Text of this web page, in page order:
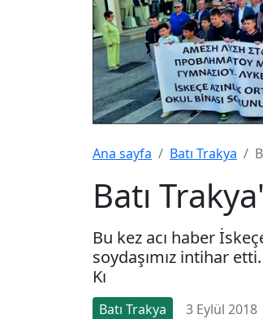
Ana sayfa Batı Trakya
Batı
Bu kez acı haber
soydaşımız intihar
Kı
Batı Trakya 3 Eylül 2018